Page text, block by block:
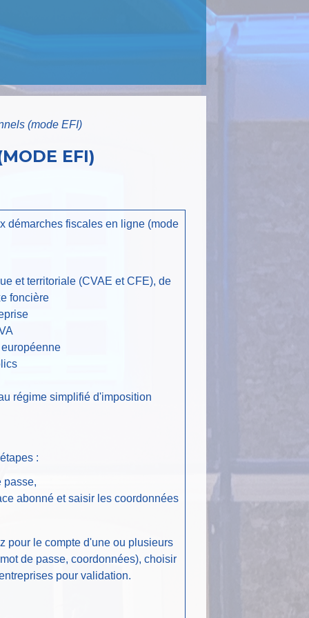
(mode EFI)
EFI)
démarches fiscales en ligne (mode
et territoriale (CVAE et CFE), de
foncière
régime simplifié d'imposition
:
passe,
abonné et saisir les coordonnées
pour le compte d'une ou plusieurs
de passe, coordonnées), choisir
pour validation.